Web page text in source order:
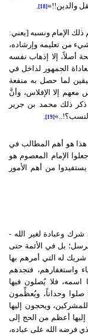
والدين!!»[18]
ذلك الإمام ونسبه [يعني:
من تعليمه وإرشاده،
أصلاً، إلا إذهاب نفسه
الجمهور لداخل في
لما حصل به منفعة
معهم إلا الإفلاس، وأنَّ
ذلك محمد بن جرير
[19]
.
هذا هو أهم المطالب في
الإمام المعصوم هو
من أهم الأمور
وعبادة لغير الله -
بل في الأئمة حتى
شريك له التي أمرهم بها
واستغفارهم، فتجدهم
اسمه، فلا يُصلون فيها
وحداناً، ويُعظِّمون
ويحجون إليها
إليها أعظم من الحج إلى
فرضه الله على عباده،